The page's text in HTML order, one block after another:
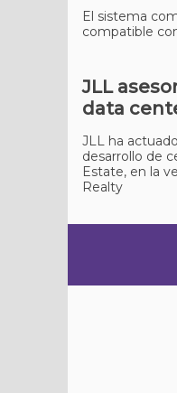
El sistema
compatible
JLL
data
JLL ha
desarrollo de
Estate, en la
Realty